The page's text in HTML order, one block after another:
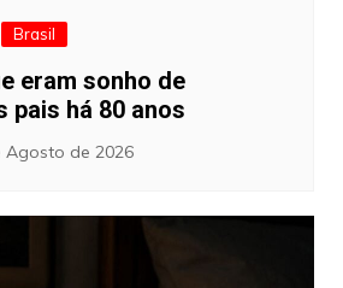
Brasil
eram sonho de
pais há 80 anos
Agosto de 2026